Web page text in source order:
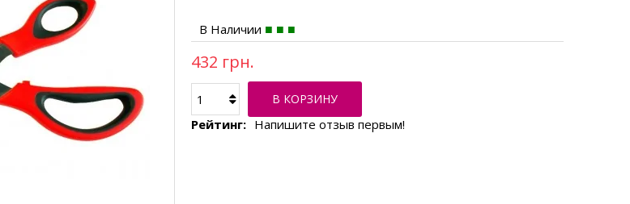
В Наличии
432 грн.
В КОРЗИНУ
Рейтинг: Напишите отзыв первым!